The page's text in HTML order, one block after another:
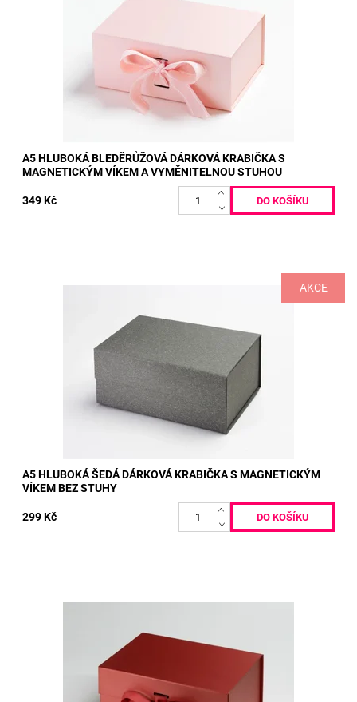
Skladem
135
A5 HLUBOKÁ BLEDĚRŮŽOVÁ DÁRKOVÁ KRABIČKA S
MAGNETICKÝM VÍKEM A VYMĚNITELNOU STUHOU
349 Kč
AKCE
Vnitřní rozměry: 22 x 16 x 9,5 cm Vnější rozměry: 23,5 x 17 x 10
Skladem
147
A5 HLUBOKÁ ŠEDÁ DÁRKOVÁ KRABIČKA S MAGNETICKÝM
VÍKEM BEZ STUHY
299 Kč
Skladem
150